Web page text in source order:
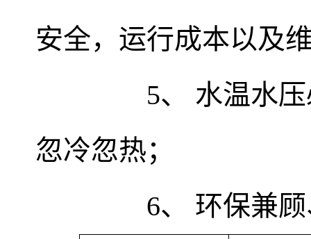
安全，运行成本以及
5、 水温水压必
忽冷忽热；
6、 环保兼顾、